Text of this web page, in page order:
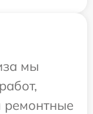
мы
ремонтные